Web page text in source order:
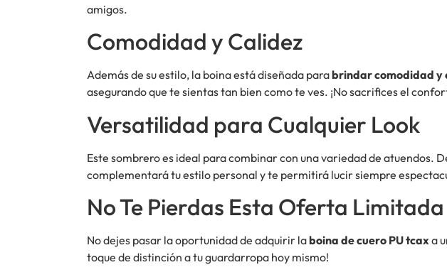
amigos.
Comodidad y Calidez
Además de su estilo, la boina está diseñada parabrindar comodidad y
asegurando que te sientas tan bien como te ves. ¡No sacrifices el
Versatilidad para Cualquier Look
Este sombrero es ideal para combinar con una variedad de atuendos.
complementará tu estilo personal y te permitirá lucir siempre
No Te Pierdas Esta Oferta Limitada
No dejes pasar la oportunidad de adquirir laboina de cuero PU tcaxa
toque de distinción a tu guardarropa hoy mismo!